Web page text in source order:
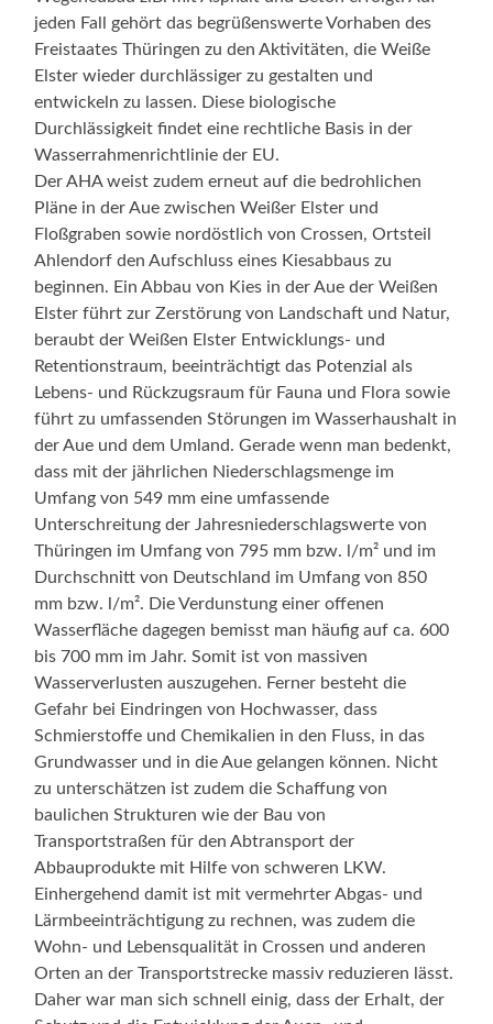
jeden Fall gehört das begrüßenswerte Vorhaben des
Freistaates Thüringen zu den Aktivitäten, die Weiße
Elster wieder durchlässiger zu gestalten und
entwickeln zu lassen. Diese biologische
Durchlässigkeit findet eine rechtliche Basis in der
Wasserrahmenrichtlinie der EU.
Der AHA weist zudem erneut auf die bedrohlichen
Pläne in der Aue zwischen Weißer Elster und
Floßgraben sowie nordöstlich von Crossen, Ortsteil
Ahlendorf den Aufschluss eines Kiesabbaus zu
beginnen. Ein Abbau von Kies in der Aue der Weißen
Elster führt zur Zerstörung von Landschaft und Natur,
beraubt der Weißen Elster Entwicklungs- und
Retentionstraum, beeinträchtigt das Potenzial als
Lebens- und Rückzugsraum für Fauna und Flora sowie
führt zu umfassenden Störungen im Wasserhaushalt in
der Aue und dem Umland. Gerade wenn man bedenkt,
dass mit der jährlichen Niederschlagsmenge im
Umfang von 549 mm eine umfassende
Unterschreitung der Jahresniederschlagswerte von
Thüringen im Umfang von 795 mm bzw. l/m² und im
Durchschnitt von Deutschland im Umfang von 850
mm bzw. l/m². Die Verdunstung einer offenen
Wasserfläche dagegen bemisst man häufig auf ca. 600
bis 700 mm im Jahr. Somit ist von massiven
Wasserverlusten auszugehen. Ferner besteht die
Gefahr bei Eindringen von Hochwasser, dass
Schmierstoffe und Chemikalien in den Fluss, in das
Grundwasser und in die Aue gelangen können. Nicht
zu unterschätzen ist zudem die Schaffung von
baulichen Strukturen wie der Bau von
Transportstraßen für den Abtransport der
Abbauprodukte mit Hilfe von schweren LKW.
Einhergehend damit ist mit vermehrter Abgas- und
Lärmbeeinträchtigung zu rechnen, was zudem die
Wohn- und Lebensqualität in Crossen und anderen
Orten an der Transportstrecke massiv reduzieren lässt.
Daher war man sich schnell einig, dass der Erhalt, der